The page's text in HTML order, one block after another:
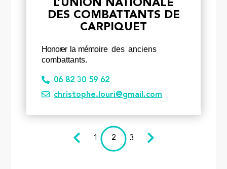
L’UNION NATIONALE
DES COMBATTANTS DE
CARPIQUET
Honorer la mémoire des anciens
combattants.
06 82 30 59 62
christophe.louri@gmail.com
1 2 3